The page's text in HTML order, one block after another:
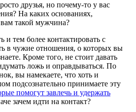
друзья, но почему-то у вас
На каких основаниях,
такой мужчина?
и тем более контактировать с
в чужие отношения, о которых вы
Кроме того, не стоит давать
ложь и оправдываться. По
вы намекаете, что хоть и
подсознательно принимаете эту
помогут завлечь и удержать
зачем идти на контакт?